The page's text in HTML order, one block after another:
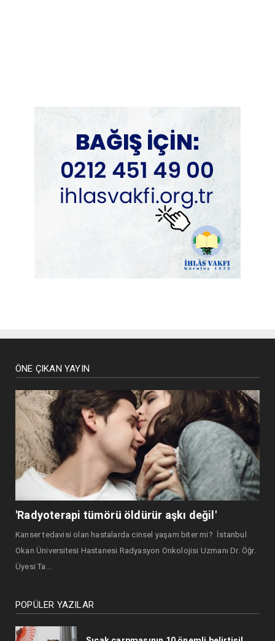
ÖNE ÇIKAN YAYIN
'Radyoterapi tümörü öldürür aşkı değil'
Kanser tedavisi olan hastalarda cinsel yaşam biter mi? İstanbul
Okan Üniversitesi Hastanesi Radyasyon Onkolojisi Uzmanı Dr. Öğr.
Üyesi Ta...
POPÜLER YAZILAR